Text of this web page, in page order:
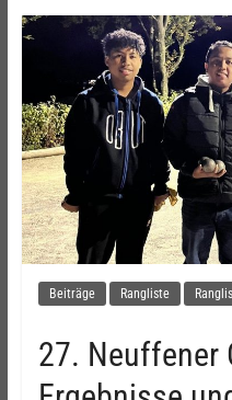
Beiträge Rangliste
27. Neuffener